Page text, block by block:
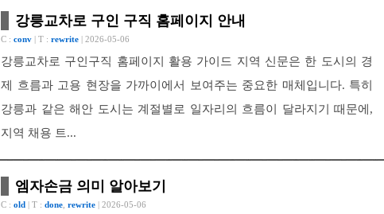
강릉교차로 구인 구직 홈페이지 안내
C : conv | T : rewrite | 2026-05-06
강릉교차로 구인구직 홈페이지 활용 가이드 지역 신문은 한 도시의 경
제 흐름과 고용 현장을 가까이에서 보여주는 중요한 매체입니다. 특히
강릉과 같은 해안 도시는 계절별로 일자리의 흐름이 달라지기 때문에,
지역 채용 트...
엠자손금 의미 알아보기
C : old | T : done rewrite | 2026-05-06